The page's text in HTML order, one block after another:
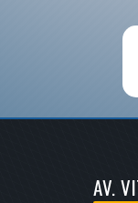
AV.